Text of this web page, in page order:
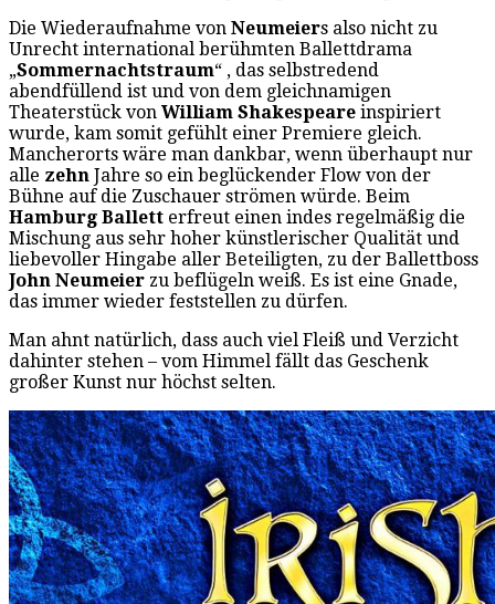
Die Wiederaufnahme von Neumeiers also nicht zu
Unrecht international berühmten Ballettdrama
„Sommernachtstraum“ , das selbstredend
abendfüllend ist und von dem gleichnamigen
Theaterstück von William Shakespeare inspiriert
wurde, kam somit gefühlt einer Premiere gleich.
Mancherorts wäre man dankbar, wenn überhaupt nur
alle zehn Jahre so ein beglückender Flow von der
Bühne auf die Zuschauer strömen würde. Beim
Hamburg Ballett erfreut einen indes regelmäßig die
Mischung aus sehr hoher künstlerischer Qualität und
liebevoller Hingabe aller Beteiligten, zu der Ballettboss
John Neumeier zu beflügeln weiß. Es ist eine Gnade,
das immer wieder feststellen zu dürfen.
Man ahnt natürlich, dass auch viel Fleiß und Verzicht
dahinter stehen – vom Himmel fällt das Geschenk
großer Kunst nur höchst selten.